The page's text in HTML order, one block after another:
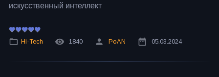
искусственный интеллект
Hi-Tech 1840 PoAN 05.03.2024